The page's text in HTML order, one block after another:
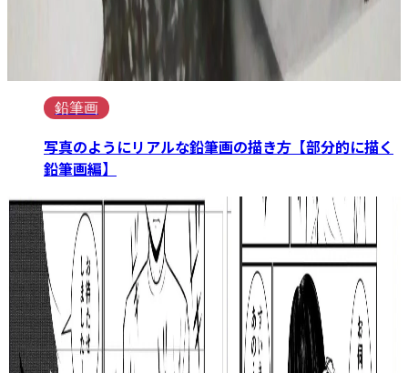
鉛筆画
写真のようにリアルな鉛筆画の描き方【部分的に描く
鉛筆画編】